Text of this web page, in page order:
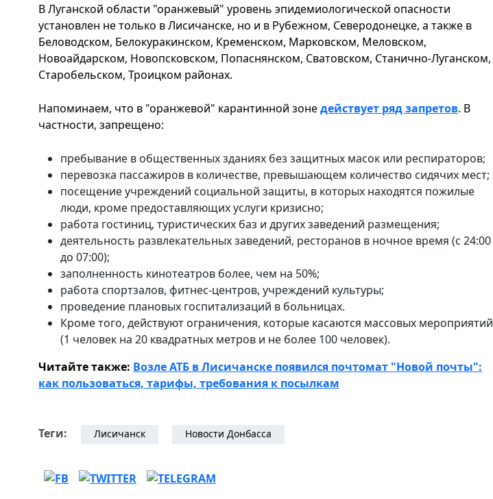
В Луганской области "оранжевый" уровень эпидемиологической опасности
установлен не только в Лисичанске, но и в Рубежном, Северодонецке, а также в
Беловодском, Белокуракинском, Кременском, Марковском, Меловском,
Новоайдарском, Новопсковском, Попаснянском, Сватовском, Станично-Луганском,
Старобельском, Троицком районах.
Напоминаем, что в "оранжевой" карантинной зонедействует ряд запретов. В
частности, запрещено:
пребывание в общественных зданиях без защитных масок или респираторов;
перевозка пассажиров в количестве, превышающем количество сидячих мест;
посещение учреждений социальной защиты, в которых находятся пожилые
люди, кроме предоставляющих услуги кризисно;
работа гостиниц, туристических баз и других заведений размещения;
деятельность развлекательных заведений, ресторанов в ночное время (с 24:00
до 07:00);
заполненность кинотеатров более, чем на 50%;
работа спортзалов, фитнес-центров, учреждений культуры;
проведение плановых госпитализаций в больницах.
Кроме того, действуют ограничения, которые касаются массовых мероприятий
(1 человек на 20 квадратных метров и не более 100 человек).
Читайте также: Возле АТБ в Лисичанске появился почтомат "Новой почты":
как пользоваться, тарифы, требования к посылкам
Теги: Лисичанск Новости Донбасса